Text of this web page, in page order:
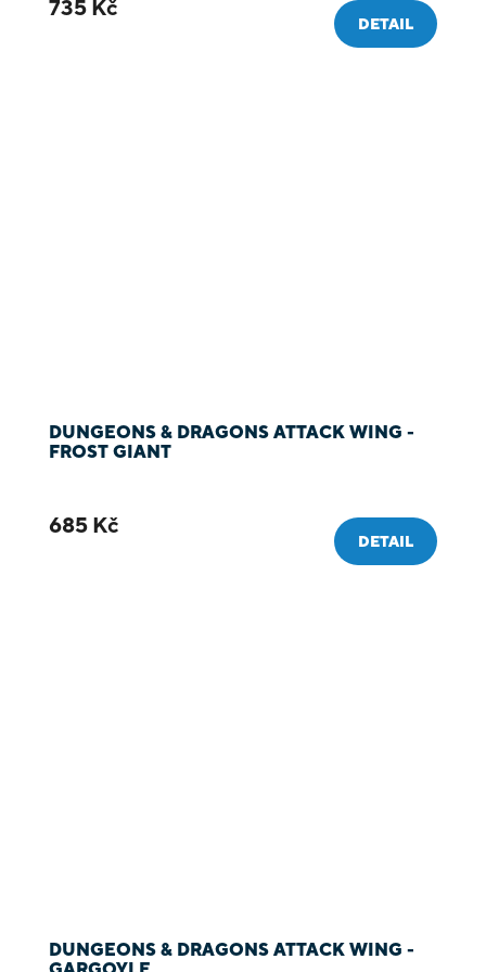
735 Kč
DETAIL
DUNGEONS & DRAGONS ATTACK WING -
FROST GIANT
685 Kč
DETAIL
DUNGEONS & DRAGONS ATTACK WING -